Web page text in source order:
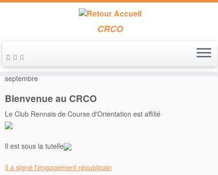
Passer
au
contenu
CRCO
Accueil » Courses » Deux courses à Falaise en Normandie le 25
septembre
Bienvenue au CRCO
Le Club Rennais de Course d'Orientation est affilié
Il est sous la tutelle
Il a signé l'engagement républicain